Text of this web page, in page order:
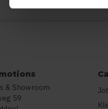
& Showroom
59